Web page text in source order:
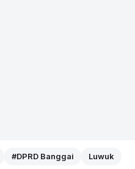
#DPRD Banggai Luwuk